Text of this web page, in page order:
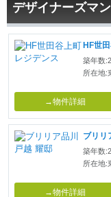
デザイナーズマ
HF世
築年数
所在地:
→物件詳細
ブリリ
築年数
所在地:
→物件詳細